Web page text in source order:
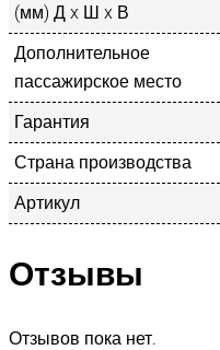
(мм) Д x Ш x В
Дополнительное
пассажирское место
Гарантия
Страна производства
Артикул
Отзывы
Отзывов пока нет.